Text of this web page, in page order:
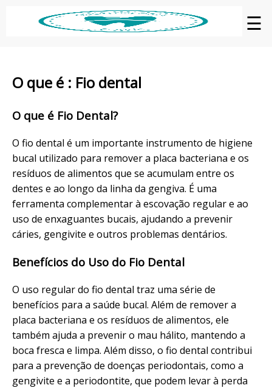
☰
O que é : Fio dental
O que é Fio Dental?
O fio dental é um importante instrumento de higiene
bucal utilizado para remover a placa bacteriana e os
resíduos de alimentos que se acumulam entre os
dentes e ao longo da linha da gengiva. É uma
ferramenta complementar à escovação regular e ao
uso de enxaguantes bucais, ajudando a prevenir
cáries, gengivite e outros problemas dentários.
Benefícios do Uso do Fio Dental
O uso regular do fio dental traz uma série de
benefícios para a saúde bucal. Além de remover a
placa bacteriana e os resíduos de alimentos, ele
também ajuda a prevenir o mau hálito, mantendo a
boca fresca e limpa. Além disso, o fio dental contribui
para a prevenção de doenças periodontais, como a
gengivite e a periodontite, que podem levar à perda